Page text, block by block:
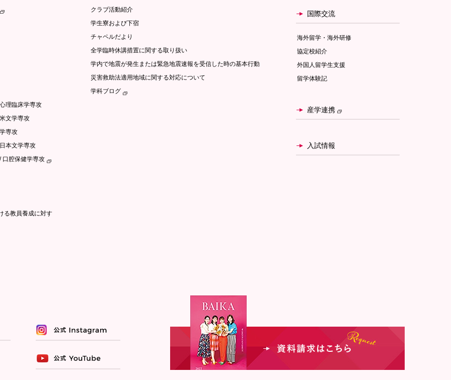
理臨床学専攻
文学専攻
専攻
本文学専攻
口腔保健学専攻
る教員養成に対す
クラブ活動紹介
学生寮および下宿
チャペルだより
全学臨時休講措置に関する取り扱い
学内で地震が発生または緊急地震速報を受信した時の基本行動
災害救助法適用地域に関する対応について
学科ブログ
国際交流
海外留学・海外研修
協定校紹介
外国人留学生支援
留学体験記
産学連携
入試情報